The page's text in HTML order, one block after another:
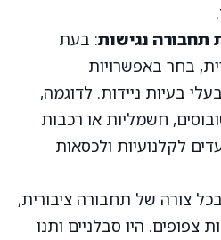
נגישות: בעת
בחר באפשרויות
בעיות ניידות. לדוגמה,
חשמליות או רכבות
לקלנועיות ולכסאות
צורה של תחבורה ציבורית,
צפופים. היו סבלניים ותנו